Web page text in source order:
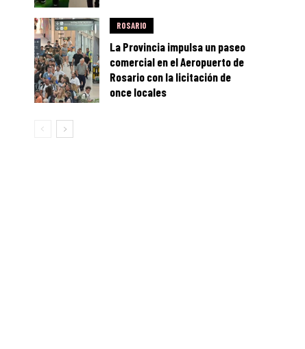
ROSARIO
La Provincia impulsa un paseo
comercial en el Aeropuerto de
Rosario con la licitación de
once locales